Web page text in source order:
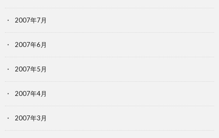
2007年7月
2007年6月
2007年5月
2007年4月
2007年3月